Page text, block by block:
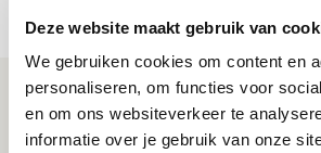
Deze website maakt gebruik van
We gebruiken cookies om content en
personaliseren, om functies voor
en om ons websiteverkeer te
informatie over je gebruik van onze
NIEUWS
Spelen bij Jong Ajax of
maakt Abdalla ‘geen reet’